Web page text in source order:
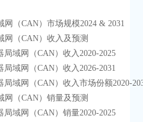
域网（CAN）市场规模2024 & 2031
域网（CAN）收入及预测
制器局域网（CAN）收入2020-2025
制器局域网（CAN）收入2026-2031
控制器局域网（CAN）收入市场份额2020-
域网（CAN）销量及预测
制器局域网（CAN）销量2020-2025